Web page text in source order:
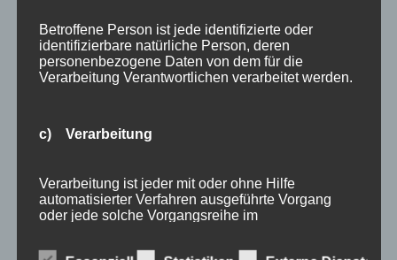
Gesundheit
Haus Partale
Info
Traveller Review Award
Veranstaltungstipp
Wintersport
Betroffene Person ist jede identifizierte oder
identifizierbare natürliche Person, deren
personenbezogene Daten von dem für die
Verarbeitung Verantwortlichen verarbeitet werden.
c) Verarbeitung
Verarbeitung ist jeder mit oder ohne Hilfe
automatisierter Verfahren ausgeführte Vorgang
oder jede solche Vorgangsreihe im
wie das Erheben, das Erfassen, die Organisation,